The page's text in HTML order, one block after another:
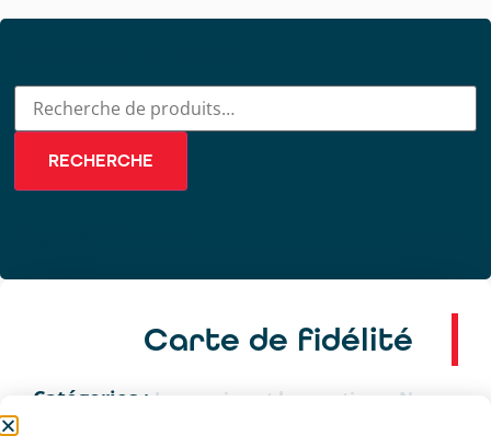
RECHERCHE
Carte de fidélité
Catégories : Impression et bureautique
Non-